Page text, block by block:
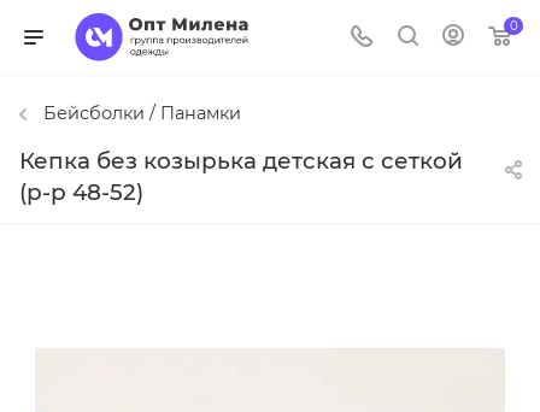
0
Бейсболки / Панамки
Кепка без козырька детская с сеткой
(р-р 48-52)